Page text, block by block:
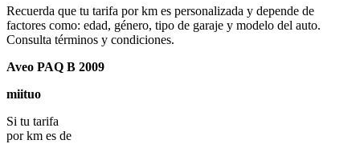
Recuerda que tu tarifa por km es personalizada y depende de
factores como: edad, género, tipo de garaje y modelo del auto.
Consulta términos y condiciones.
Aveo PAQ B 2009
miituo
Si tu tarifa
por km es de